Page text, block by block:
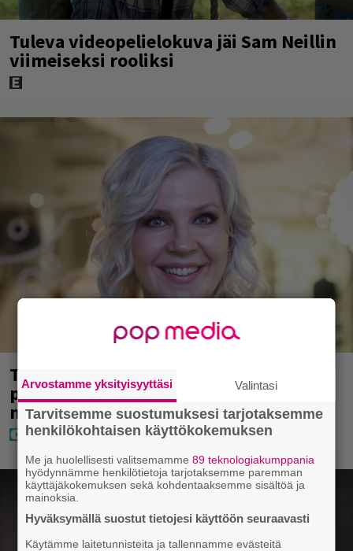
Tuleva videopelielokuva jäi Sam Neillin
viimeiseksi rooliksi
Tältä näyttää Vappu Pimiän
perhelomalla Portugalissa – ”Kaunis
mekko”
Arvostamme yksityisyyttäsi Valintasi
Tarvitsemme suostumuksesi tarjotaksemme
henkilökohtaisen käyttökokemuksen
Me ja huolellisesti valitsemamme89 teknologiakumppania
hyödynnämme henkilötietoja tarjotaksemme paremman
käyttäjäkokemuksen sekä kohdentaaksemme sisältöä ja
mainoksia.
Hyväksymällä suostut tietojesi käyttöön seuraavasti
Käytämme laitetunnisteita ja tallennamme evästeitä